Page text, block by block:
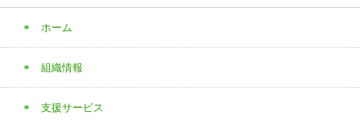
ホーム
組織情報
支援サービス